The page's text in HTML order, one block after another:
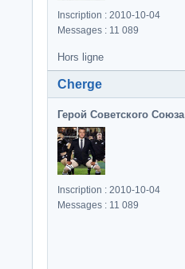
Inscription : 2010-10-04
Messages : 11 089
Hors ligne
Cherge
Герой Советского Союза
Inscription : 2010-10-04
Messages : 11 089